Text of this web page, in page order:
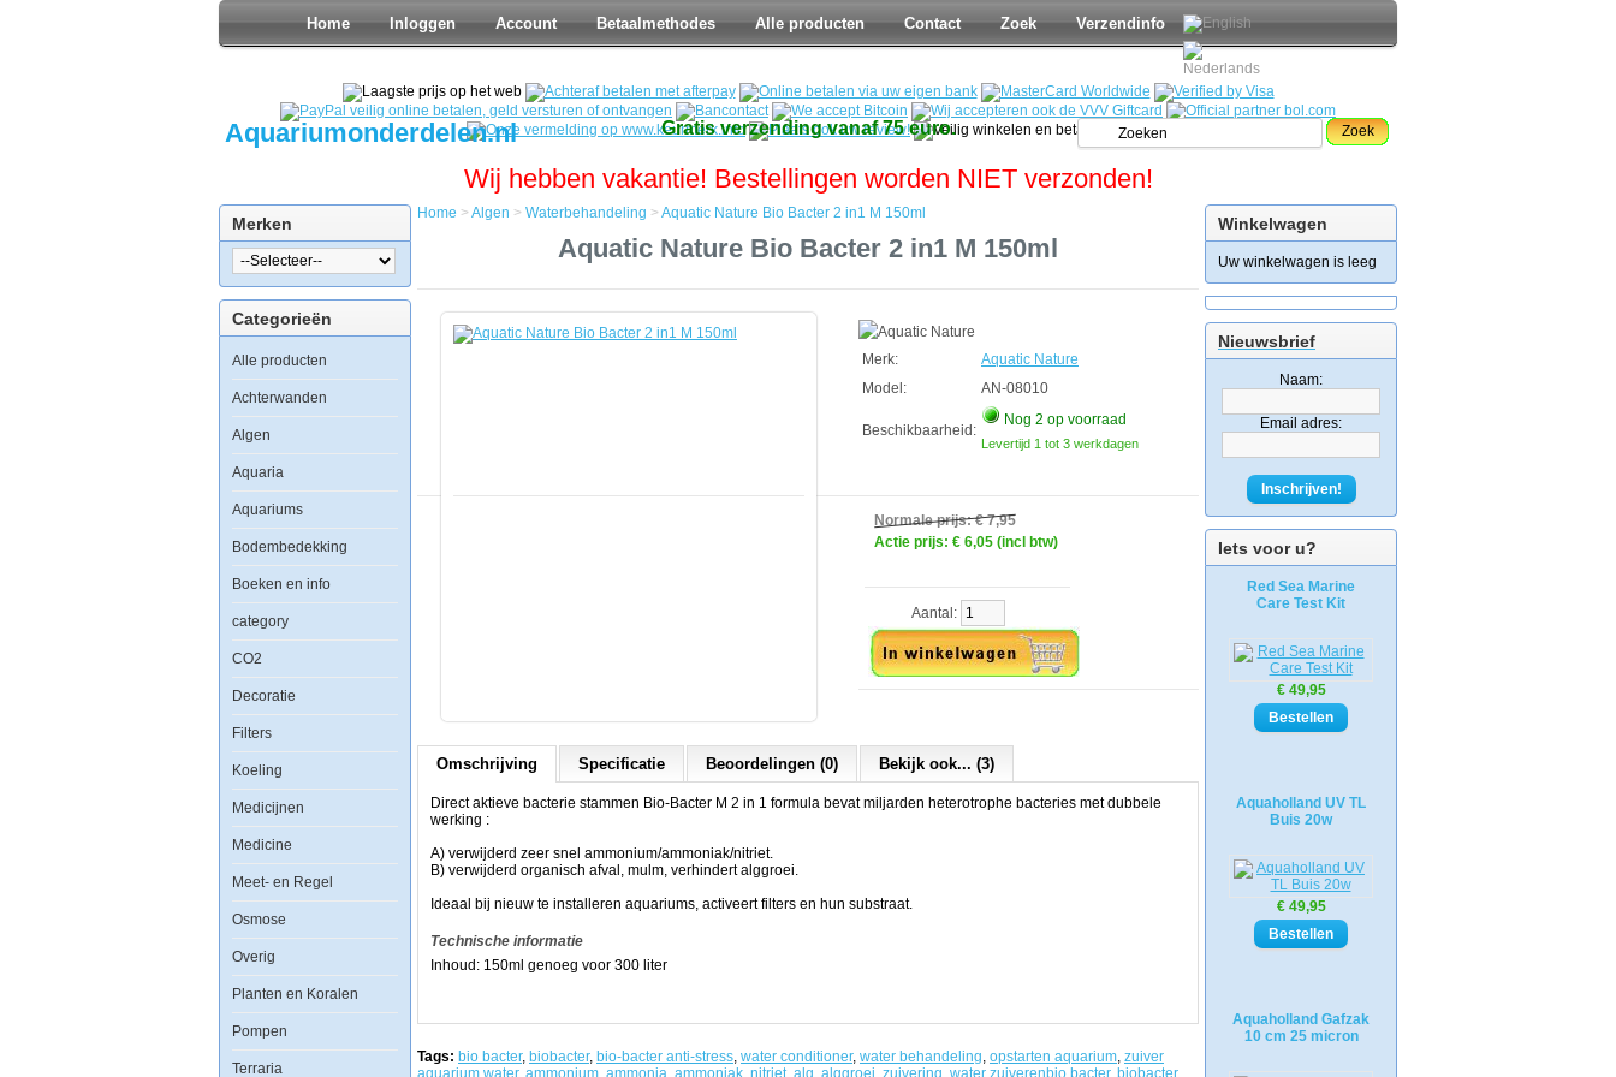
Home Inloggen Account Betaalmethodes Alle producten Contact Zoek Verzendinfo
Aquariumonderdelen.nl Gratis verzending vanaf 75 euro. Zoek
Wij hebben vakantie! Bestellingen worden NIET verzonden!
Merken
Categorieën
Alle producten
Achterwanden
Algen
Aquaria
Aquariums
Bodembedekking
Boeken en info
category
CO2
Decoratie
Filters
Koeling
Medicijnen
Medicine
Meet- en Regel
Osmose
Overig
Planten en Koralen
Pompen
Terraria
Winkelwagen
Uw winkelwagen is leeg
Nieuwsbrief
Naam:
Email adres:
Inschrijven!
Iets voor u?
Red Sea Marine
Care Test Kit
€ 49,95
Aquaholland UV TL
Buis 20w
€ 49,95
Aquaholland Gafzak
10 cm 25 micron
Aquatic
Nature
Bio
aktieve
bacterie
Bio-
bevat
heterotrophe
bacteries
Home > Algen > Waterbehandeling > Aquatic Nature Bio Bacter 2 in1 M 150ml
Aquatic Nature Bio Bacter 2 in1 M 150ml
Merk:
Aquatic Nature
Model:
AN-08010
Beschikbaarheid:
Nog 2 op voorraad
Levertijd 1 tot 3 werkdagen
Normale prijs:€ 7,95
Actie prijs: € 6,05 (incl btw)
Aantal:
Omschrijving Specificatie Beoordelingen (0) Bekijk ook... (3)
Direct aktieve bacterie stammen Bio-Bacter M 2 in 1 formula bevat miljarden heterotrophe bacteries met dubbele
werking :
A) verwijderd zeer snel ammonium/ammoniak/nitriet.
B) verwijderd organisch afval, mulm, verhindert alggroei.
Ideaal bij nieuw te installeren aquariums, activeert filters en hun substraat.
Technische informatie
Inhoud: 150ml genoeg voor 300 liter
Tags: bio bacter, biobacter, bio-bacter anti-stress, water conditioner, water behandeling, opstarten aquarium, zuiver
aquarium water, ammonium, ammonia, ammoniak, nitriet, alg, alggroei, zuivering, water zuiverenbio bacter, biobacter,